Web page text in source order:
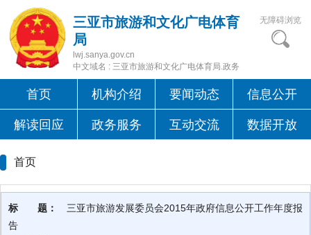
三亚市旅游和文化广电体育
局
lwj.sanya.gov.cn
中文域名 : 三亚市旅游和文化广电体育局.政务
无障碍浏览
首页 机构介绍 要闻动态 信息公开
解读回应 政务服务 互动交流 数据开放
首页
标 题：
三亚市旅游发展委员会2015年政府信息公开工作年度报
告